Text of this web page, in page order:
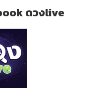
ดวงlive